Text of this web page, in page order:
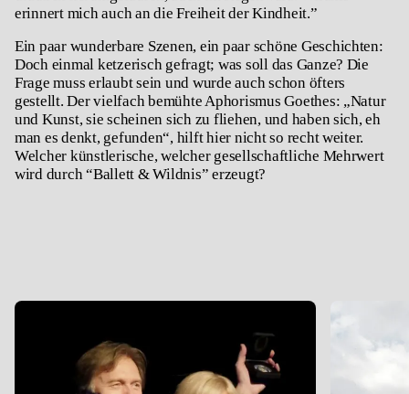
erinnert mich auch an die Freiheit der Kindheit.”
Ein paar wunderbare Szenen, ein paar schöne Geschichten:
Doch einmal ketzerisch gefragt; was soll das Ganze? Die
Frage muss erlaubt sein und wurde auch schon öfters
gestellt. Der vielfach bemühte Aphorismus Goethes: „Natur
und Kunst, sie scheinen sich zu fliehen, und haben sich, eh
man es denkt, gefunden“, hilft hier nicht so recht weiter.
Welcher künstlerische, welcher gesellschaftliche Mehrwert
wird durch “Ballett & Wildnis” erzeugt?